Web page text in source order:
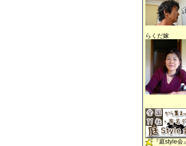
らくだ嫁
『庭style会』